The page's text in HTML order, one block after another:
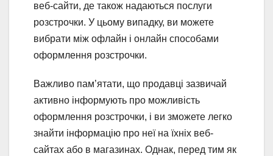
веб-сайти, де також надаються послуги
розстрочки. У цьому випадку, ви можете
вибрати між офлайн і онлайн способами
оформлення розстрочки.
Важливо пам’ятати, що продавці зазвичай
активно інформують про можливість
оформлення розстрочки, і ви зможете легко
знайти інформацію про неї на їхніх веб-
сайтах або в магазинах. Однак, перед тим як